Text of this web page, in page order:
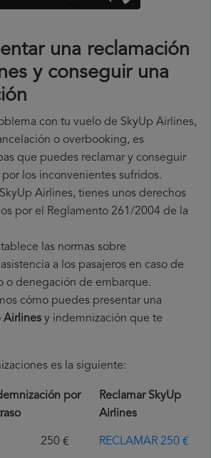
una reclamación
y conseguir una
con tu vuelo de SkyUp Airlines,
o overbooking, es
que puedes reclamar y conseguir
los inconvenientes sufridos.
Airlines, tienes unos derechos
por el Reglamento 261/2004 de la
las normas sobre
a los pasajeros en caso de
o denegación de embarque.
cómo puedes presentar una
Airlines y indemnización que te
es la siguiente:
por
Reclamar SkyUp
Airlines
€ RECLAMAR 250 €